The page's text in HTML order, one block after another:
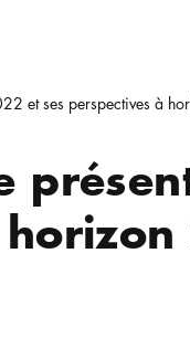
et ses perspectives à